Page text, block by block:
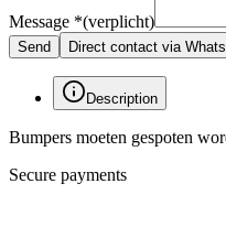
Message *(verplicht)
Send Direct contact via
Description
Bumpers moeten gespoten
Secure payments